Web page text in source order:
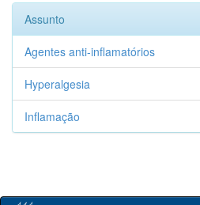
Assunto
Agentes anti-inflamatórios
Hyperalgesia
Inflamação